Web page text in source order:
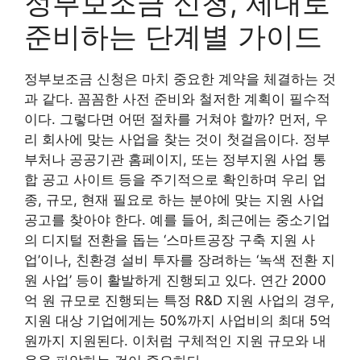
준비하는 단계별 가이드
정부보조금 신청은 마치 중요한 계약을 체결하는 것
과 같다. 꼼꼼한 사전 준비와 철저한 계획이 필수적
이다. 그렇다면 어떤 절차를 거쳐야 할까? 먼저, 우
리 회사에 맞는 사업을 찾는 것이 첫걸음이다. 정부
부처나 공공기관 홈페이지, 또는 정부지원 사업 통
합 공고 사이트 등을 주기적으로 확인하며 우리 업
종, 규모, 현재 필요로 하는 분야에 맞는 지원 사업
공고를 찾아야 한다. 예를 들어, 최근에는 중소기업
의 디지털 전환을 돕는 ‘스마트공장 구축 지원 사
업’이나, 친환경 설비 투자를 장려하는 ‘녹색 전환 지
원 사업’ 등이 활발하게 진행되고 있다. 연간 2000
억 원 규모로 진행되는 특정 R&D 지원 사업의 경우,
지원 대상 기업에게는 50%까지 사업비의 최대 5억
원까지 지원된다. 이처럼 구체적인 지원 규모와 내